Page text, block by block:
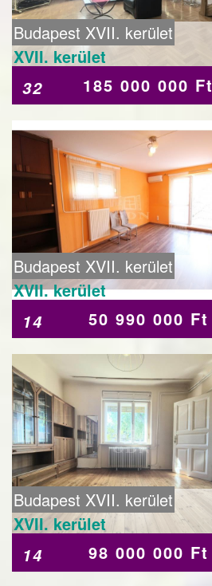
Budapest XVII. kerület
XVII. kerület
32 185 000 000 Ft
Budapest XVII. kerület
XVII. kerület
14 50 990 000 Ft
Budapest XVII. kerület
XVII. kerület
14 98 000 000 Ft